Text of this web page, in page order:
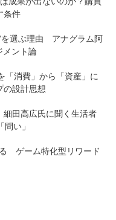
条件
を選ぶ理由 アナグラム阿
メント論
「消費」から「資産」に
の設計思想
田高広氏に聞く生活者
い」
ゲーム特化型リワード